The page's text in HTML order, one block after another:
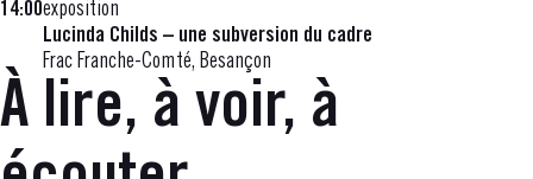
14:00exposition
Lucinda Childs – une subversion du cadre
Frac Franche-Comté, Besançon
À lire, à voir, à